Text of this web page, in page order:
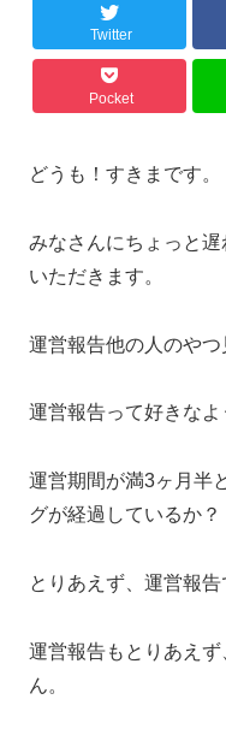
Twitter
Pocket
どうも！すきまです。
みなさんにちょっと
いただきます。
運営報告他の人のやつ
運営報告って好きなよ
運営期間が満3ヶ月半
グが経過しているか？
とりあえず、運営報告
運営報告もとりあえ
ん。